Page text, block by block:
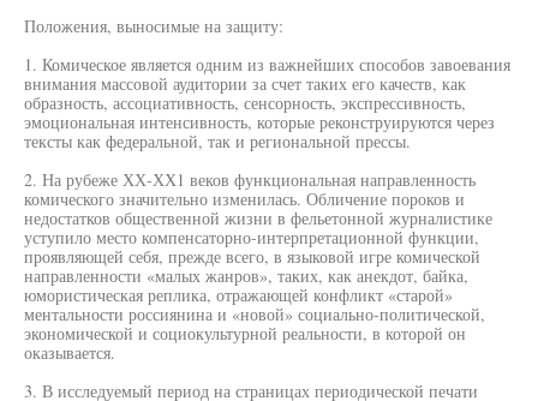
Положения, выносимые на защиту:
1. Комическое является одним из важнейших способов завоевания
внимания массовой аудитории за счет таких его качеств, как
образность, ассоциативность, сенсорность, экспрессивность,
эмоциональная интенсивность, которые реконструируются через
тексты как федеральной, так и региональной прессы.
2. На рубеже ХХ-ХХ1 веков функциональная направленность
комического значительно изменилась. Обличение пороков и
недостатков общественной жизни в фельетонной журналистике
уступило место компенсаторно-интерпретационной функции,
проявляющей себя, прежде всего, в языковой игре комической
направленности «малых жанров», таких, как анекдот, байка,
юмористическая реплика, отражающей конфликт «старой»
ментальности россиянина и «новой» социально-политической,
экономической и социокультурной реальности, в которой он
оказывается.
3. В исследуемый период на страницах периодической печати